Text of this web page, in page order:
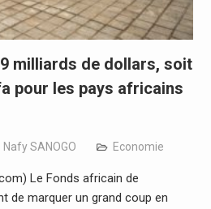
milliards de dollars, soit
pour les pays africains
Nafy SANOGO Economie
Le Fonds africain de
de marquer un grand coup en